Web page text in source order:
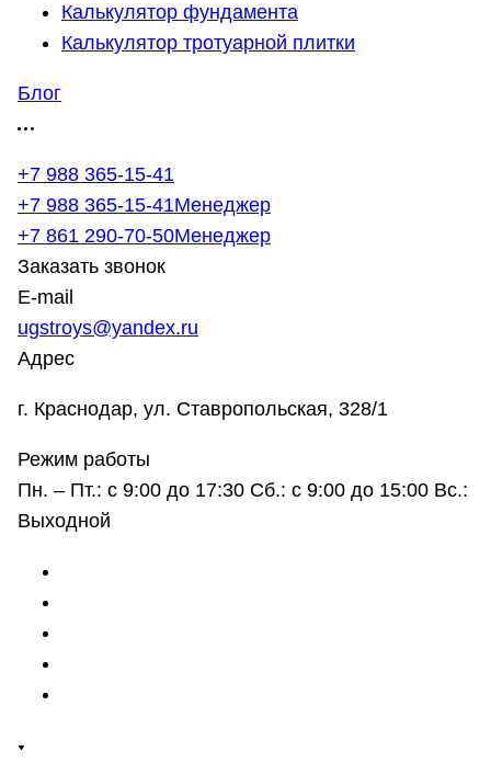
Калькулятор фундамента
Калькулятор тротуарной плитки
Блог
+7 988 365-15-41
+7 988 365-15-41Менеджер
+7 861 290-70-50Менеджер
Заказать звонок
E-mail
ugstroys@yandex.ru
Адрес
г. Краснодар, ул. Ставропольская, 328/1
Режим работы
Пн. – Пт.: с 9:00 до 17:30 Сб.: с 9:00 до 15:00 Вс.:
Выходной